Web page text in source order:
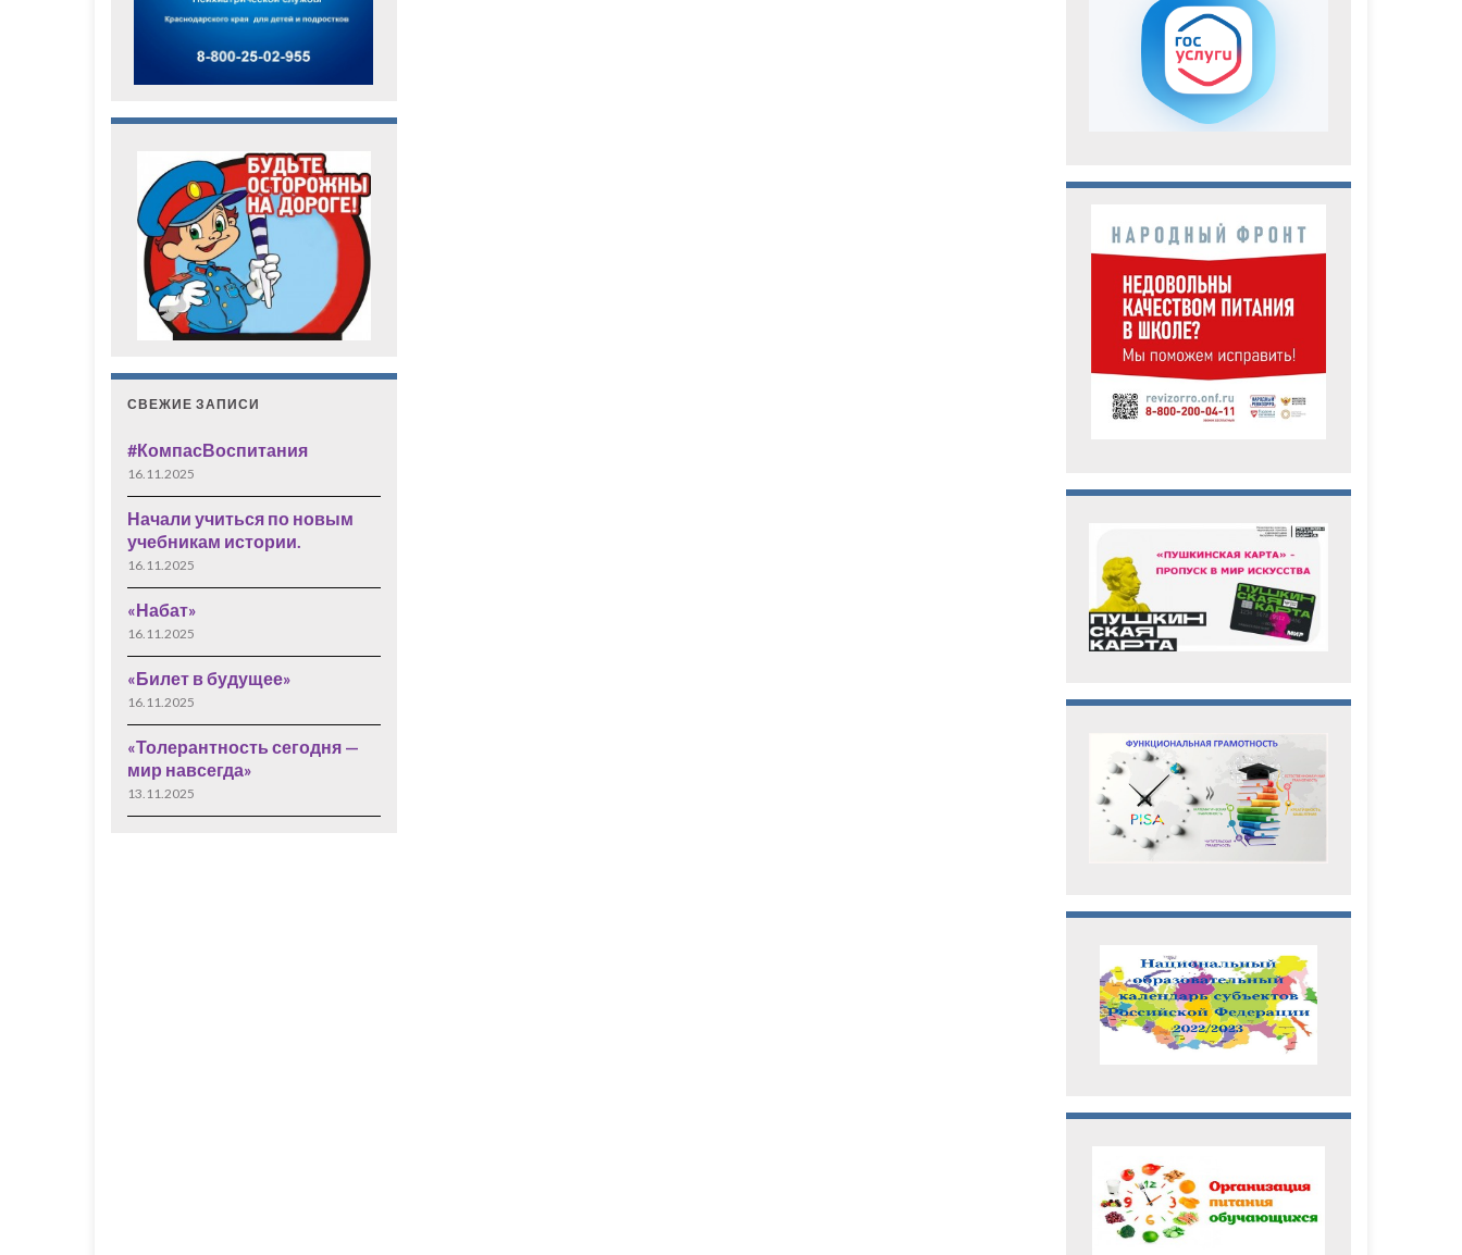
СВЕЖИЕ ЗАПИСИ
#КомпасВоспитания
16.11.2025
Начали учиться по новым
учебникам истории.
16.11.2025
«Набат»
16.11.2025
«Билет в будущее»
16.11.2025
«Толерантность сегодня —
мир навсегда»
13.11.2025